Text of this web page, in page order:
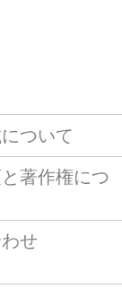
ついて
著作権につ
せ